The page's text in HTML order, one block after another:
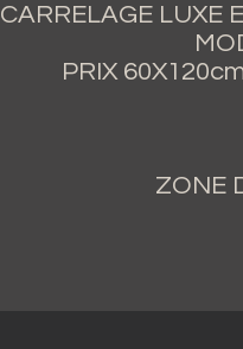
CARRELAGE LUXE
PRIX
ZONE